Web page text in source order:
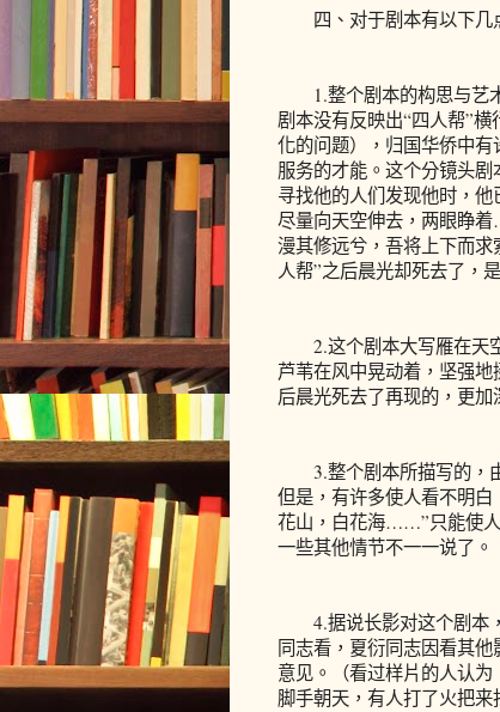
四、对于剧本有以下几
1.整个剧本的构思与艺术
剧本没有反映出“四人帮”
化的问题），归国华侨中
服务的才能。这个分镜头剧
寻找他的人们发现他时，
尽量向天空伸去，两眼睁
漫其修远兮，吾将上下而
人帮”之后晨光却死去了，
2.这个剧本大写雁在天空
芦苇在风中晃动着，坚强
后晨光死去了再现的，更
3.整个剧本所描写的，由
但是，有许多使人看不明
花山，白花海……”只能使人
一些其他情节不一一说了。
4.据说长影对这个剧本，
同志看，夏衍同志因看其
意见。（看过样片的人认
脚手朝天，有人打了火把来